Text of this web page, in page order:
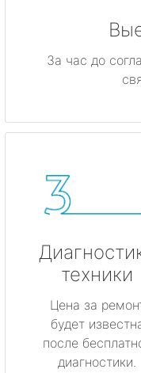
За час до
техники
Цена за
будет
после
диагностики.